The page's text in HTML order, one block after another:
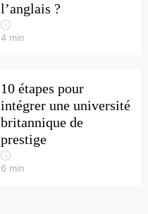
l’anglais ?
4 min
10 étapes pour
intégrer une université
britannique de
prestige
6 min